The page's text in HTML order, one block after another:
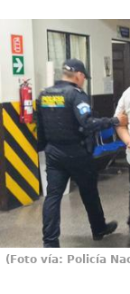
(Foto vía: Policía